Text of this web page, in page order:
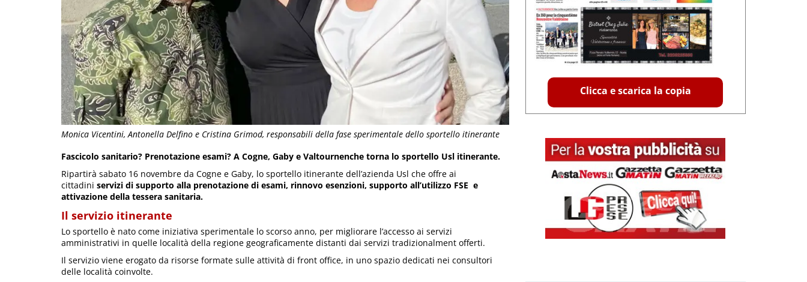
Monica Vicentini, Antonella Delfino e Cristina Grimod, responsabili della fase sperimentale dello sportello itinerante
Fascicolo sanitario? Prenotazione esami? A Cogne, Gaby e Valtournenche torna lo sportello Usl itinerante.
Ripartirà sabato 16 novembre da Cogne e Gaby, lo sportello itinerante dell’azienda Usl che offre ai
cittadini servizi di supporto alla prenotazione di esami, rinnovo esenzioni, supporto all’utilizzo FSE e
attivazione della tessera sanitaria.
Il servizio itinerante
Lo sportello è nato come iniziativa sperimentale lo scorso anno, per migliorare l’accesso ai servizi
amministrativi in quelle località della regione geograficamente distanti dai servizi tradizionalment offerti.
Il servizio viene erogato da risorse formate sulle attività di front office, in uno spazio dedicati nei consultori
delle località coinvolte.
Clicca e scarica la copia